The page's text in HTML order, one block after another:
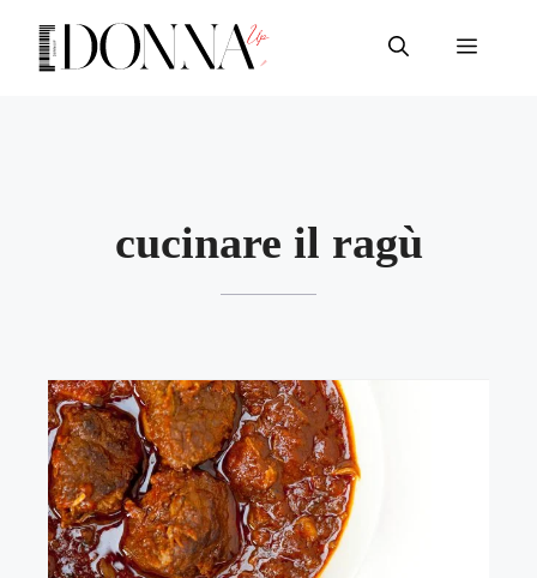
contenuto
Menu
cucinare il ragù